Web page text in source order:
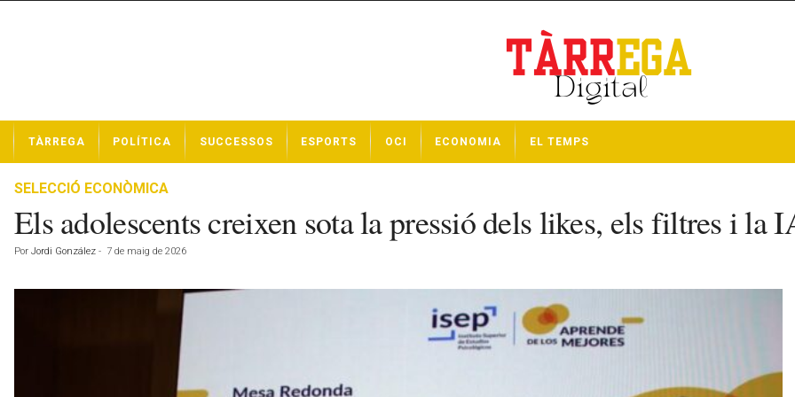
t
TÀRREGA POLÍTICA SUCCESSOS ESPORTS OCI ECONOMIA EL TEMPS
SELECCIÓ ECONÒMICA
Els adolescents creixen sota la pressió dels likes, els filtres i la
Por Jordi González - 7 de maig de 2026